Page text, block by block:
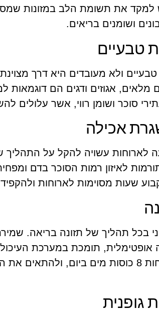
למקד את תשומת הלב במזונות
ושומנים בריאים.
טבעיים
ולא מעובדים היא דרך
מלאים, אגוזים ודגים הם דוגמאות
סוכר ושומן רווי, אשר עלולים
אכילה
לארוחות עשויה להקל על
לאיזון רמות הסוכר בדם
שעות מסוימות לארוחות
בכל תהליך של תזונה בריאה.
אופטימלית, תומכת במערכת
מומלץ לשתות לפחות 8 כוסות מים ביום,
גופנית